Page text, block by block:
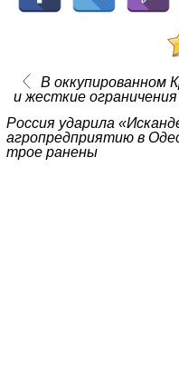
В оккупированном
и жесткие ограничения
Россия ударила
агропредприятию в
трое ранены